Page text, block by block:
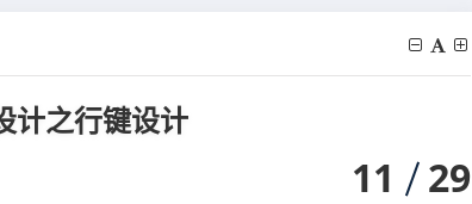
计之行键设计
11 29